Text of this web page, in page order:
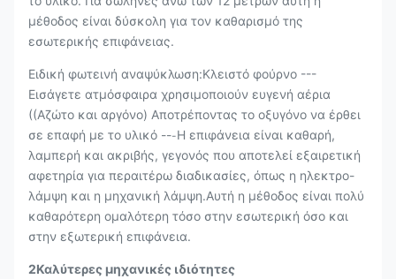
μέθοδος είναι δύσκολη για τον καθαρισμό της
εσωτερικής επιφάνειας.
Ειδική φωτεινή αναψύκλωση:Κλειστό φούρνο ---
Εισάγετε ατμόσφαιρα χρησιμοποιούν ευγενή αέρια
((Αζώτο και αργόνο) Αποτρέποντας το οξυγόνο να έρθει
σε επαφή με το υλικό ---Η επιφάνεια είναι καθαρή,
λαμπερή και ακριβής, γεγονός που αποτελεί εξαιρετική
αφετηρία για περαιτέρω διαδικασίες, όπως η ηλεκτρο-
λάμψη και η μηχανική λάμψη.Αυτή η μέθοδος είναι πολύ
καθαρότερη ομαλότερη τόσο στην εσωτερική όσο και
στην εξωτερική επιφάνεια.
2Καλύτερες μηχανικές ιδιότητες